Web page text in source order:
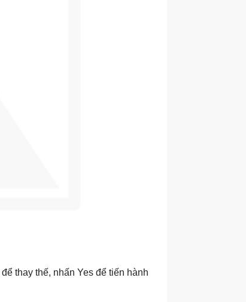
để thay thế, nhấn Yes để tiến hành